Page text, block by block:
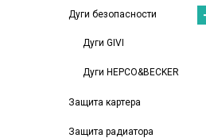
Дуги безопасности
Дуги GIVI
Дуги HEPCO&BECKER
Защита картера
Защита радиатора